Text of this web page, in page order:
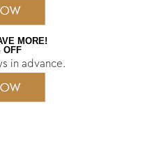
MORE!
OFF
in advance.